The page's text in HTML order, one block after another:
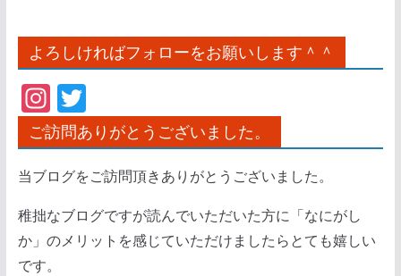
よろしければフォローをお願いします＾＾
In
st
a
gr
a
m
T
w
itt
er
ご訪問ありがとうございました。
当ブログをご訪問頂きありがとうございました。
稚拙なブログですが読んでいただいた方に「なにがし
か」のメリットを感じていただけましたらとても嬉しい
です。